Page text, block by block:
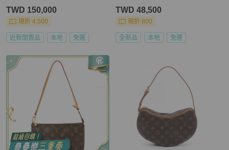
TWD 150,000
現折 4,500
近新閒置品 本地 免運
TWD 48,500
現折 800
全新品 本地 免運